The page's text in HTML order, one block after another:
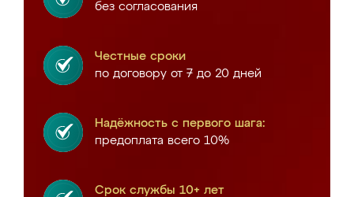
без согласования
Честные сроки
по договору от 7 до 20 дней
Надёжность с первого шага:
предоплата всего 10%
Срок службы 10+ лет